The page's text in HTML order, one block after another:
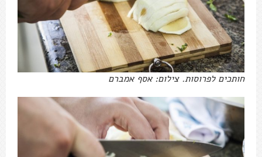
חותכים לפרוסות. צילום: אסף אמברם